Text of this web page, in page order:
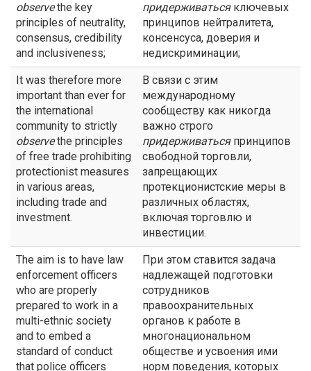
observethe key
principles of neutrality,
consensus, credibility
and inclusiveness;
придерживатьсяключевых
принципов нейтралитета,
консенсуса, доверия и
недискриминации;
It was therefore more
important than ever for
the international
community to strictly
observethe principles
of free trade prohibiting
protectionist measures
in various areas,
including trade and
investment.
В связи с этим
международному
сообществу как никогда
важно строго
придерживатьсяпринципов
свободной торговли,
запрещающих
протекционистские меры в
различных областях,
включая торговлю и
инвестиции.
The aim is to have law
enforcement officers
who are properly
prepared to work in a
multi-ethnic society
and to embed a
standard of conduct
that police officers
При этом ставится задача
надлежащей подготовки
сотрудников
правоохранительных
органов к работе в
многонациональном
обществе и усвоения ими
норм поведения, которых